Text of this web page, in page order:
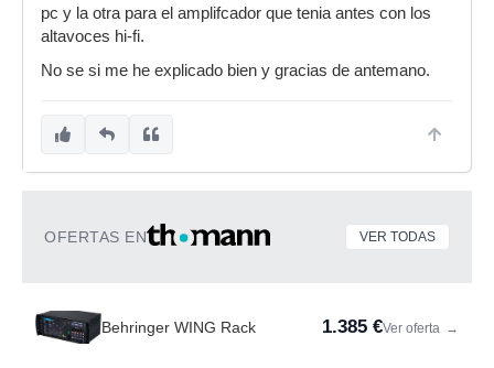
pc y la otra para el amplifcador que tenia antes con los
altavoces hi-fi.
No se si me he explicado bien y gracias de antemano.
OFERTAS EN VER TODAS
Behringer WING Rack 1.385 €Ver oferta →